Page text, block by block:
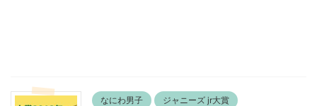
なにわ男子 ジャニーズ jr大賞